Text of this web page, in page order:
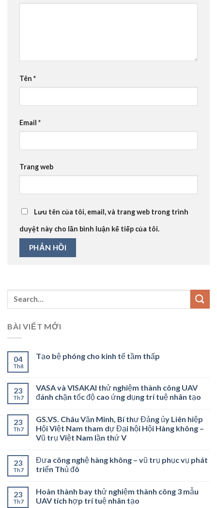
Tên *
Email *
Trang web
Lưu tên của tôi, email, và trang web trong trình
duyệt này cho lần bình luận kế tiếp của tôi.
BÀI VIẾT MỚI
04
Th8
Tạo bệ phóng cho kinh tế tầm thấp
23
Th7
VASA và VISAKAI thử nghiệm thành công UAV
đánh chặn tốc độ cao ứng dụng trí tuệ nhân tạo
23
Th7
GS.VS. Châu Văn Minh, Bí thư Đảng ủy Liên hiệp
Hội Việt Nam tham dự Đại hội Hội Hàng không –
Vũ trụ Việt Nam lần thứ V
23
Th7
Đưa công nghệ hàng không – vũ trụ phục vụ phát
triển Thủ đô
23
Th7
Hoàn thành bay thử nghiệm thành công 3 mẫu
UAV tích hợp trí tuệ nhân tạo